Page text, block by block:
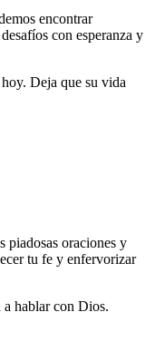
encontrar
con esperanza y
Deja que su vida
piadosas oraciones y
tu fe y enfervorizar
hablar con Dios.